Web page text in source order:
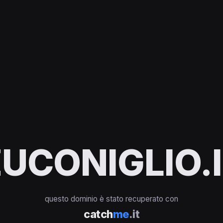
questo dominio è stato recuperato con
catchme.it